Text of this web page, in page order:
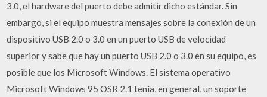
3.0, el hardware del puerto debe admitir dicho estándar. Sin
embargo, si el equipo muestra mensajes sobre la conexión de un
dispositivo USB 2.0 o 3.0 en un puerto USB de velocidad
superior y sabe que hay un puerto USB 2.0 o 3.0 en su equipo, es
posible que los Microsoft Windows. El sistema operativo
Microsoft Windows 95 OSR 2.1 tenía, en general, un soporte